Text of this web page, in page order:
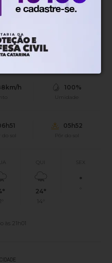
nublado
Mín.12°
h 100%
Umidade
sol
05h52
Pôr do sol
24°
14°
SEX
°
às 21h01